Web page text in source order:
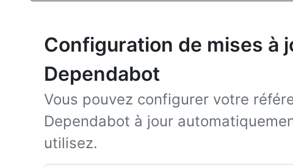
Configuration de mises à
Dependabot
Vous pouvez configurer votre
Dependabot à jour
utilisez.